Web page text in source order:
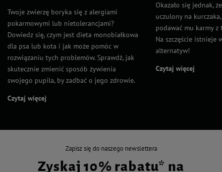
Twoje zwierzę boryka się z alergiami
pokarmowymi lub nietolerancjami?
Dowiedz się, czym jest dieta monobiałkowa
dla psa lub kota i jak może pomóc w
rozwiązaniu tych problemów. Sprawdź, jak
skutecznie zmienić sposób żywienia
swojego pupila, by zadbać o jego zdrowie.
Czytaj więcej
Okazało się jednak,
uczulony na
podawać mu karmy z
Na szczęście istnieje
alternatyw!
Czytaj więcej
Zapisz się do naszego newslettera
Zyskaj 10% rabatu* na